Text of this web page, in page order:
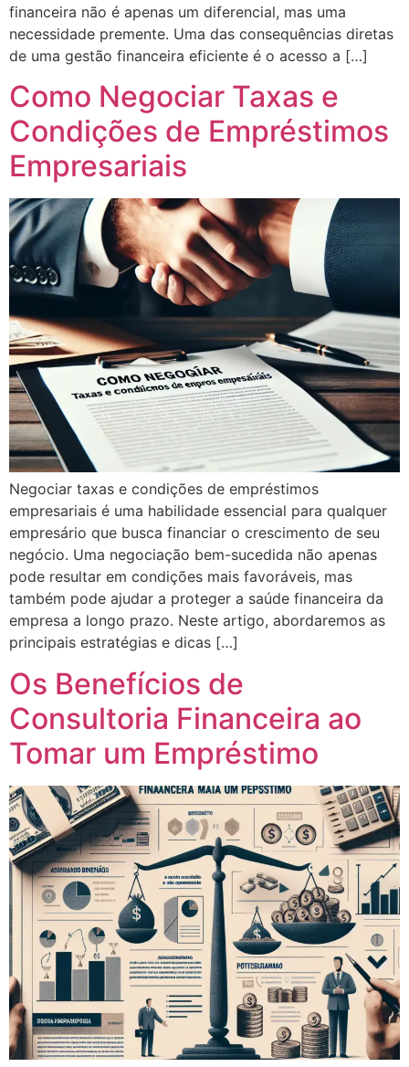
financeira não é apenas um diferencial, mas uma
necessidade premente. Uma das consequências diretas
de uma gestão financeira eficiente é o acesso a […]
Como Negociar Taxas e
Condições de Empréstimos
Empresariais
Negociar taxas e condições de empréstimos
empresariais é uma habilidade essencial para qualquer
empresário que busca financiar o crescimento de seu
negócio. Uma negociação bem-sucedida não apenas
pode resultar em condições mais favoráveis, mas
também pode ajudar a proteger a saúde financeira da
empresa a longo prazo. Neste artigo, abordaremos as
principais estratégias e dicas […]
Os Benefícios de
Consultoria Financeira ao
Tomar um Empréstimo